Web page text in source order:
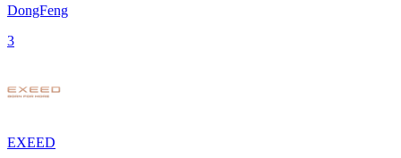
DongFeng
3
EXEED